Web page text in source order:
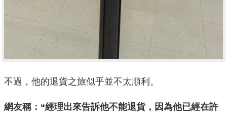
不過，他的退貨之旅似乎並不太順利。
網友稱：“經理出來告訴他不能退貨，因為他已經在許